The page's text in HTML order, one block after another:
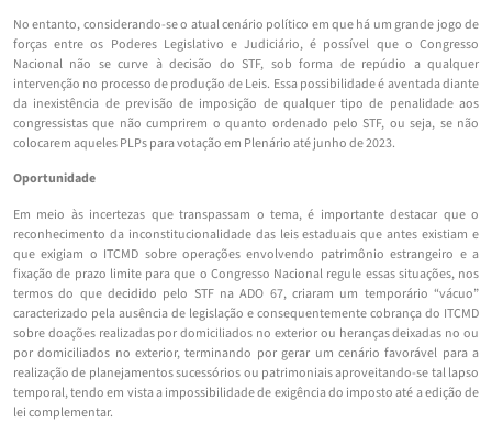
No entanto, considerando-se o atual cenário político em que há um grande jogo de
forças entre os Poderes Legislativo e Judiciário, é possível que o Congresso
Nacional não se curve à decisão do STF, sob forma de repúdio a qualquer
intervenção no processo de produção de Leis. Essa possibilidade é aventada diante
da inexistência de previsão de imposição de qualquer tipo de penalidade aos
congressistas que não cumprirem o quanto ordenado pelo STF, ou seja, se não
colocarem aqueles PLPs para votação em Plenário até junho de 2023.
Oportunidade
Em meio às incertezas que transpassam o tema, é importante destacar que o
reconhecimento da inconstitucionalidade das leis estaduais que antes existiam e
que exigiam o ITCMD sobre operações envolvendo patrimônio estrangeiro e a
fixação de prazo limite para que o Congresso Nacional regule essas situações, nos
termos do que decidido pelo STF na ADO 67, criaram um temporário “vácuo”
caracterizado pela ausência de legislação e consequentemente cobrança do ITCMD
sobre doações realizadas por domiciliados no exterior ou heranças deixadas no ou
por domiciliados no exterior, terminando por gerar um cenário favorável para a
realização de planejamentos sucessórios ou patrimoniais aproveitando-se tal lapso
temporal, tendo em vista a impossibilidade de exigência do imposto até a edição de
lei complementar.